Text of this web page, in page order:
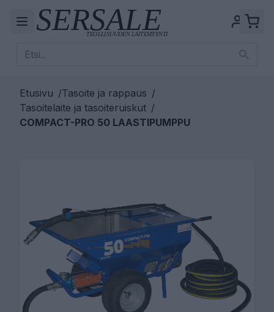
Etusivu /Tasoite ja rappaus /
Tasoitelaite ja tasoiteruiskut /
COMPACT-PRO 50 LAASTIPUMPPU